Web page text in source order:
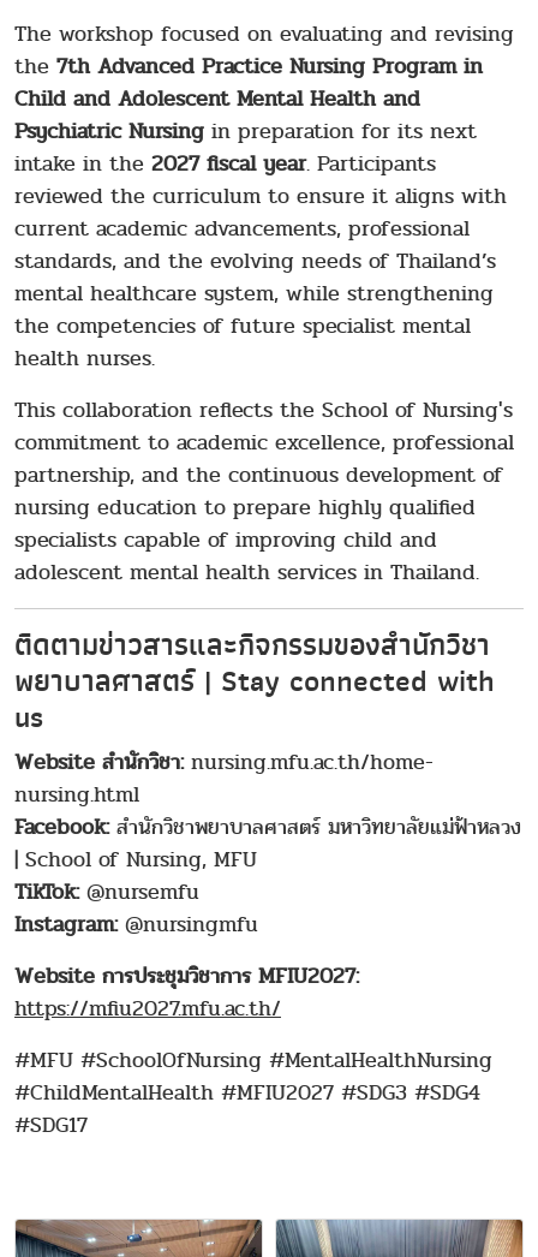
The workshop focused on evaluating and revising
the 7th Advanced Practice Nursing Program in
Child and Adolescent Mental Health and
Psychiatric Nursing in preparation for its next
intake in the 2027 fiscal year. Participants
reviewed the curriculum to ensure it aligns with
current academic advancements, professional
standards, and the evolving needs of Thailand’s
mental healthcare system, while strengthening
the competencies of future specialist mental
health nurses.
This collaboration reflects the School of Nursing's
commitment to academic excellence, professional
partnership, and the continuous development of
nursing education to prepare highly qualified
specialists capable of improving child and
adolescent mental health services in Thailand.
ติดตามข่าวสารและกิจกรรมของสำนักวิชา
พยาบาลศาสตร์ | Stay connected with
us
Website สำนักวิชา:nursing.mfu.ac.th/home-
nursing.html
Facebook:สำนักวิชาพยาบาลศาสตร์ มหาวิทยาลัยแม่ฟ้าหลวง
| School of Nursing, MFU
TikTok:@nursemfu
Instagram:@nursingmfu
Website การประชุมวิชาการ MFIU2027:
https://mfiu2027.mfu.ac.th/
#MFU #SchoolOfNursing #MentalHealthNursing
#ChildMentalHealth #MFIU2027 #SDG3 #SDG4
#SDG17